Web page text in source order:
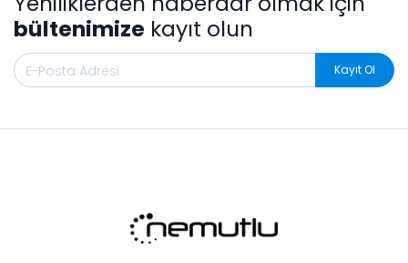
bültenimize kayıt olun
Kayıt Ol